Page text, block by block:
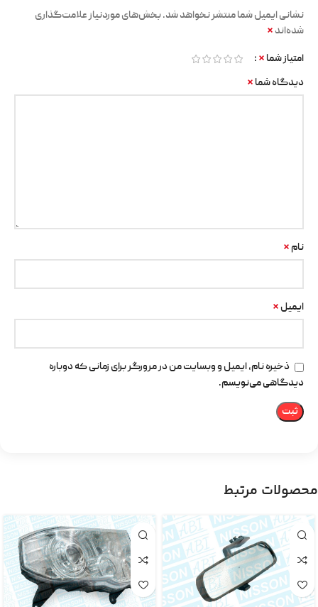
نشانی ایمیل شما منتشر نخواهد شد.بخش‌های موردنیاز علامت‌گذاری
شده‌اند *
امتیاز شما *
دیدگاه شما *
نام *
ایمیل *
ذخیره نام، ایمیل و وبسایت من در مرورگر برای زمانی که دوباره
دیدگاهی می‌نویسم.
محصولات مرتبط